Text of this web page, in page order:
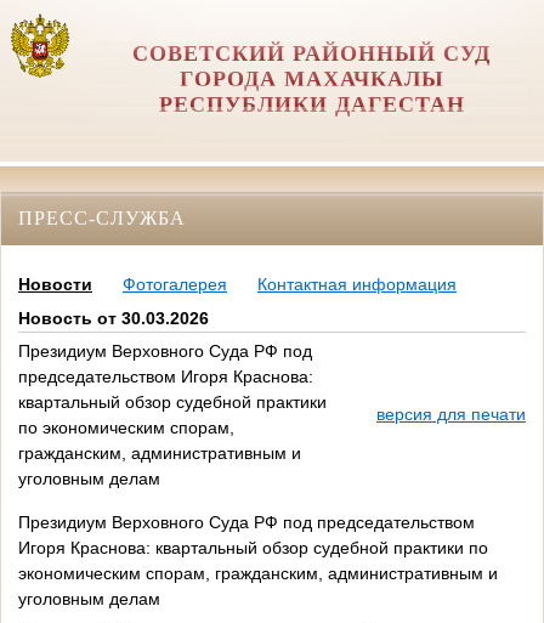
СОВЕТСКИЙ РАЙОННЫЙ СУД
ГОРОДА МАХАЧКАЛЫ
РЕСПУБЛИКИ ДАГЕСТАН
ПРЕСС-СЛУЖБА
Новости Фотогалерея
Контактная информация
Новость от 30.03.2026
Президиум Верховного Суда РФ под
председательством Игоря Краснова:
квартальный обзор судебной практики
по экономическим спорам,
гражданским, административным и
уголовным делам
версия для печати
Президиум Верховного Суда РФ под председательством
Игоря Краснова: квартальный обзор судебной практики по
экономическим спорам, гражданским, административным и
уголовным делам